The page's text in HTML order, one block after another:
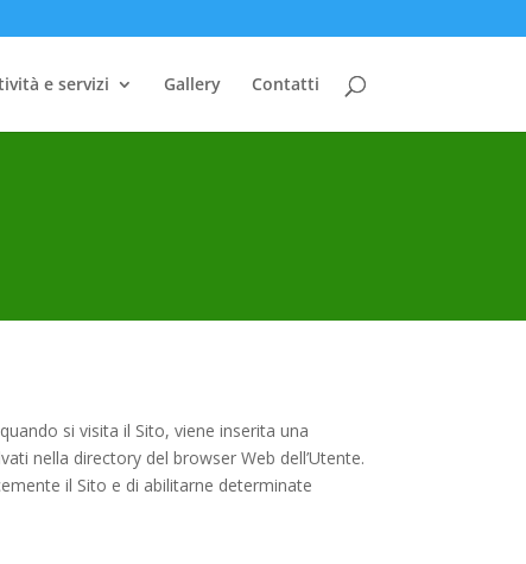
e servizi Gallery Contatti
si visita il Sito, viene inserita una
nella directory del browser Web dell’Utente.
il Sito e di abilitarne determinate